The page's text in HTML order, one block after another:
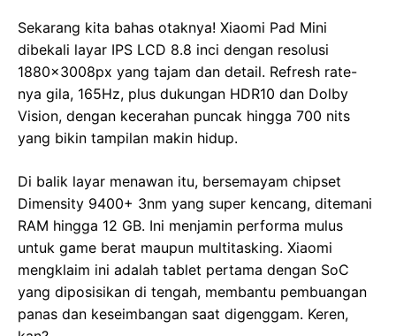
Sekarang kita bahas otaknya! Xiaomi Pad Mini
dibekali layar IPS LCD 8.8 inci dengan resolusi
1880x3008px yang tajam dan detail. Refresh rate-
nya gila, 165Hz, plus dukungan HDR10 dan Dolby
Vision, dengan kecerahan puncak hingga 700 nits
yang bikin tampilan makin hidup.
Di balik layar menawan itu, bersemayam chipset
Dimensity 9400+ 3nm yang super kencang, ditemani
RAM hingga 12 GB. Ini menjamin performa mulus
untuk game berat maupun multitasking. Xiaomi
mengklaim ini adalah tablet pertama dengan SoC
yang diposisikan di tengah, membantu pembuangan
panas dan keseimbangan saat digenggam. Keren,